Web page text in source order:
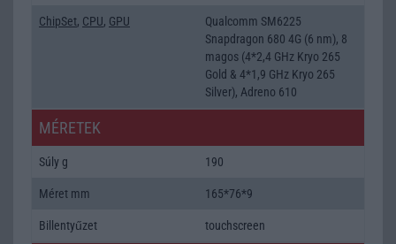
ChipSet, CPU, GPU
Qualcomm SM6225
Snapdragon 680 4G (6 nm), 8
magos (4*2,4 GHz Kryo 265
Gold & 4*1,9 GHz Kryo 265
Silver), Adreno 610
MÉRETEK
Súly g 190
Méret mm 165*76*9
Billentyűzet touchscreen